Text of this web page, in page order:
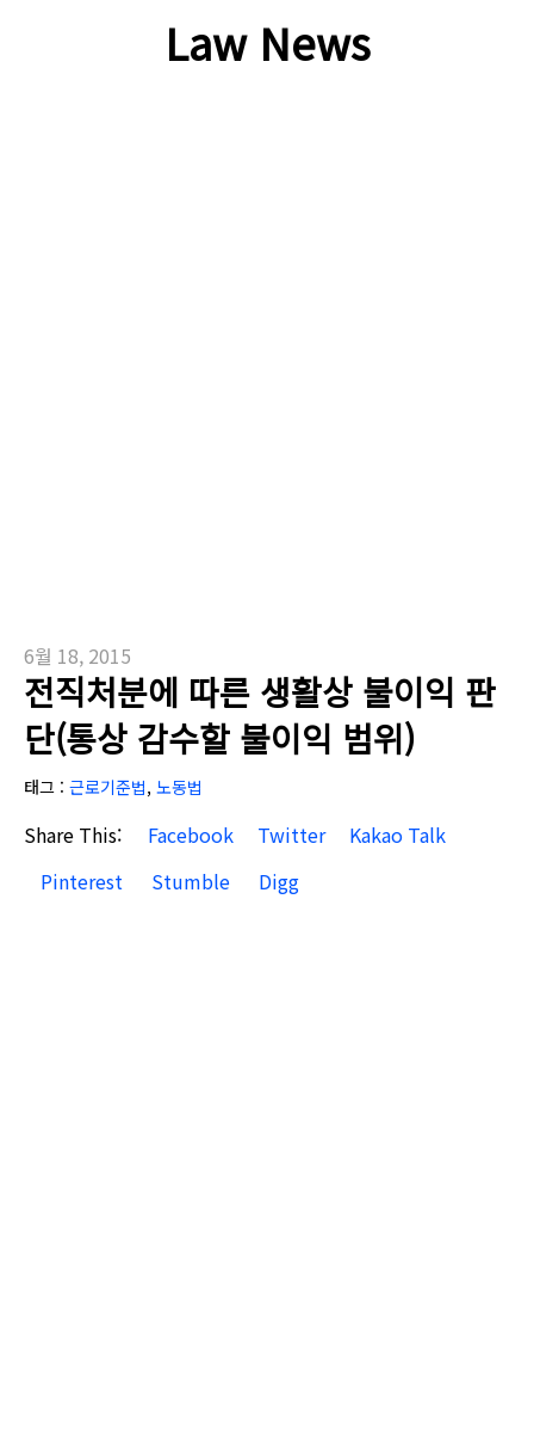
Law News
6월 18, 2015
전직처분에 따른 생활상 불이익 판
단(통상 감수할 불이익 범위)
태그 : 근로기준법, 노동법
Share This: Facebook Twitter
Kakao Talk
Pinterest
Stumble Digg